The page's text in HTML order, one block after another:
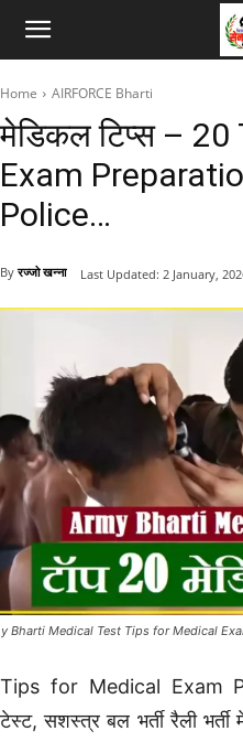
Home AIRFORCE Bharti
मेडिकल टिप्स –
Exam
Police…
By रज्जो खन्ना Last Updated: 2 January,
Bharti Medical Test Tips for Medical
Tips for Medical Exam
टेस्ट, सशस्त्र बल भर्ती रैली भर्ती